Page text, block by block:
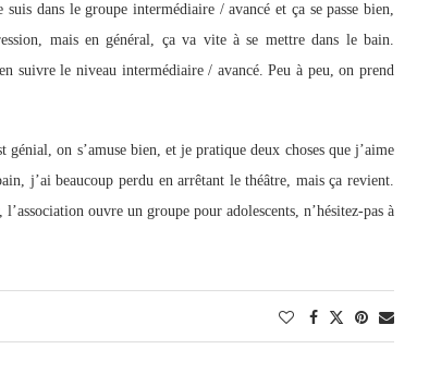
dans le groupe intermédiaire / avancé et ça se passe bien,
mais en général, ça va vite à se mettre dans le bain.
suivre le niveau intermédiaire / avancé. Peu à peu, on prend
on s’amuse bien, et je pratique deux choses que j’aime
j’ai beaucoup perdu en arrêtant le théâtre, mais ça revient.
ouvre un groupe pour adolescents, n’hésitez-pas à